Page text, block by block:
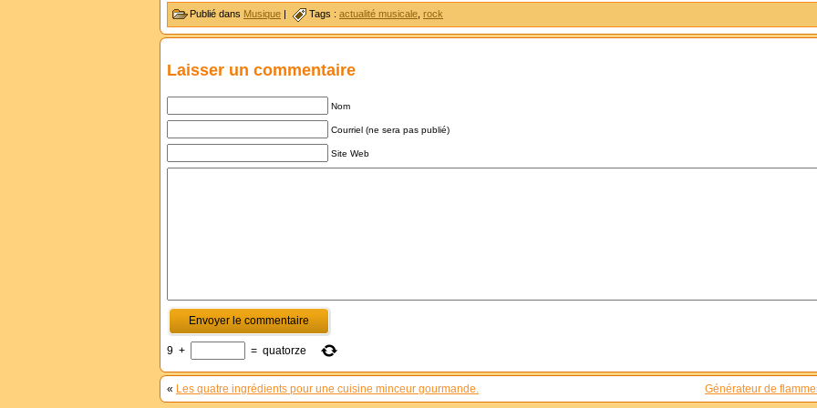
Publié dans Musique Tags : actualité musicale rock
Laisser un commentaire
Nom
Courriel (ne sera pas publié)
Site Web
9 + = quatorze
« Les quatre ingrédients pour une cuisine minceur gourmande. Générateur de